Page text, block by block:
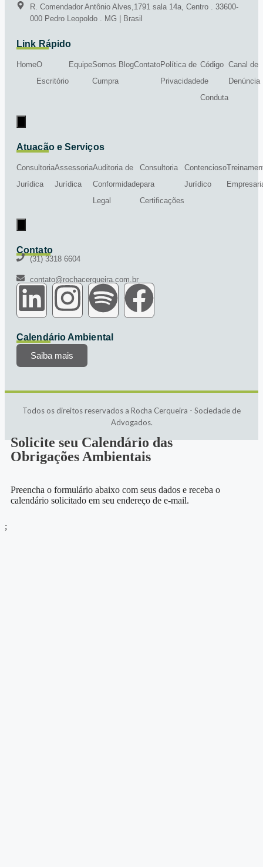
R. Comendador Antônio Alves,1791 sala 14a, Centro . 33600-
000 Pedro Leopoldo . MG | Brasil
Link Rápido
HomeO
Escritório
EquipeSomos
Cumpra
BlogContatoPolítica de
Privacidade
Código
de
Conduta
Canal de
Denúncia
Atuação e Serviços
Consultoria
Jurídica
Assessoria
Jurídica
Auditoria de
Conformidade
Legal
Consultoria
para
Certificações
Contencioso
Jurídico
Contato
(31) 3318 6604
contato@rochacerqueira.com.br
Calendário Ambiental
Saiba mais
Todos os direitos reservados a Rocha Cerqueira - Sociedade de
Advogados.
Solicite seu Calendário das
Obrigações Ambientais
Preencha o formulário abaixo com seus dados e receba o
calendário solicitado em seu endereço de e-mail.
;